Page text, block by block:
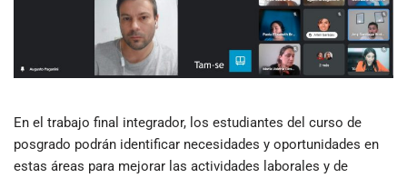
En el trabajo final integrador, los estudiantes del curso de
posgrado podrán identificar necesidades y oportunidades en
estas áreas para mejorar las actividades laborales y de